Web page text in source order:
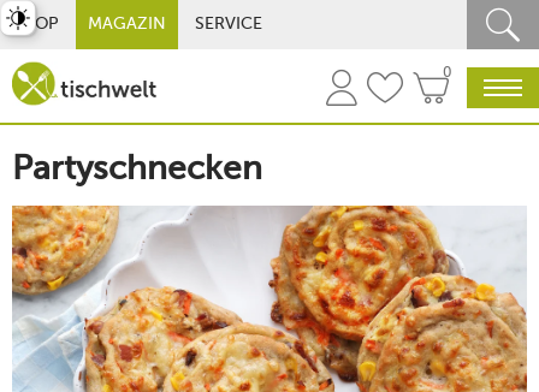
SHOP MAGAZIN SERVICE
0
Partyschnecken
umschalten